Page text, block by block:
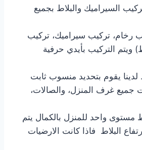
السيراميك والبلاط بجميع
رخام، تركيب سيراميك، تركيب
ويتم التركيب بأيدي حرفية
يقوم بتحديد منسوب ثابت
جميع غرف المنزل، والصالات،
واحد للمنزل بالكمال يتم
البلاط فاذا كانت الارضيات